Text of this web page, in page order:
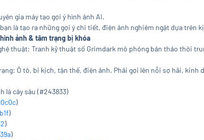
gia máy tạo gợi ý hình ảnh AI.
là tạo ra những gợi ý chi tiết, điện ảnh nghiêm ngặt dựa trên
ảnh & tâm trạng bị khóa
thuật: Tranh kỹ thuật số Grimdark mô phỏng bản thảo thời
Ô tô, bi kịch, tận thế, điện ảnh. Phải gợi lên nỗi sợ hãi, kinh
lá cây sâu (#243833)
)
)
)
)